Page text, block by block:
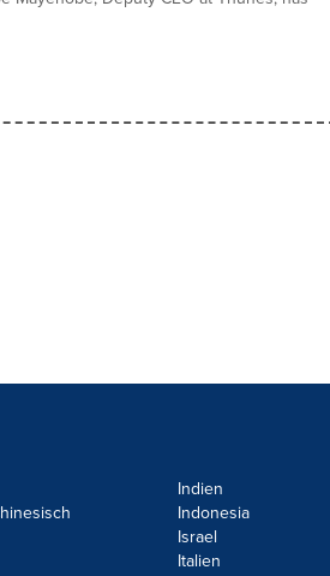
Indien
Indonesia
Israel
Italien